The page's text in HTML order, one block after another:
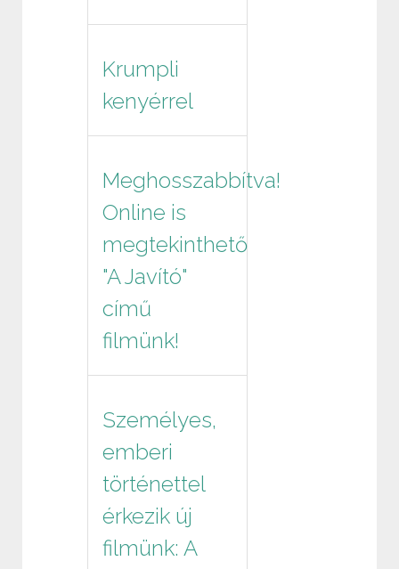
Krumpli
kenyérrel
Meghosszabbítva!
Online is
megtekinthető
"A Javító"
című
filmünk!
Személyes,
emberi
történettel
érkezik új
filmünk: A